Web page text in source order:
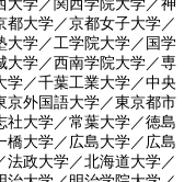
都大学／京都女子大学／
大学／工学院大学／国学
大学／西南学院大学／専
学／千葉工業大学／中央
京外国語大学／東京都市
社大学／常葉大学／徳島
橋大学／広島大学／広島
政大学／北海道大学／